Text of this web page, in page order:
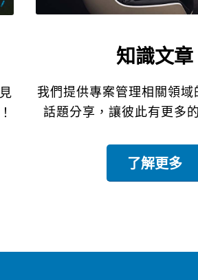
知識文章
我們提供專案管理相關領域
話題分享，讓彼此有更多
了解更多